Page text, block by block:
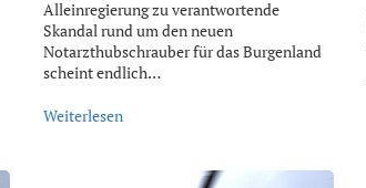
Alleinregierung zu verantwortende
Skandal rund um den neuen
Notarzthubschrauber für das Burgenland
scheint endlich…
Weiterlesen